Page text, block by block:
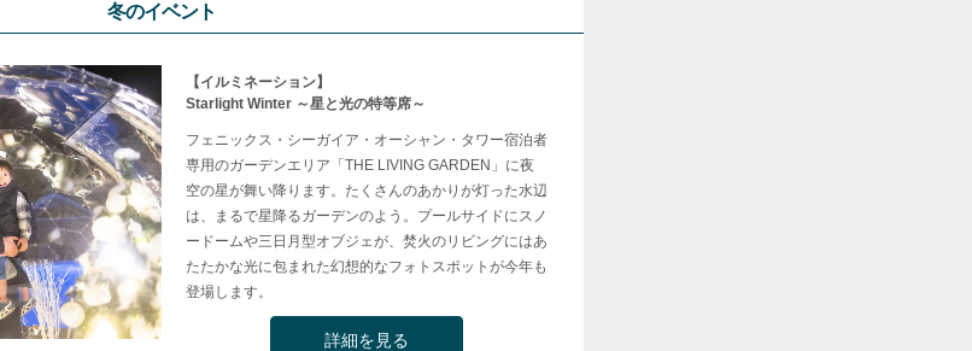
冬のイベント
【イルミネーション】
Starlight Winter ～星と光の特等席～
フェニックス・シーガイア・オーシャン・タワー宿泊者
専用のガーデンエリア「THE LIVING GARDEN」に夜
空の星が舞い降ります。たくさんのあかりが灯った水辺
は、まるで星降るガーデンのよう。プールサイドにスノ
ードームや三日月型オブジェが、焚火のリビングにはあ
たたかな光に包まれた幻想的なフォトスポットが今年も
登場します。
詳細を見る